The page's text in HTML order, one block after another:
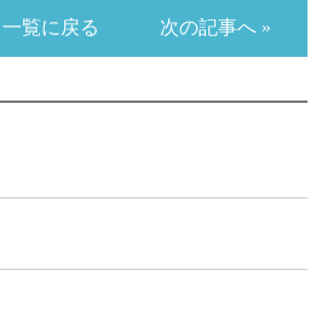
一覧に戻る 次の記事へ »